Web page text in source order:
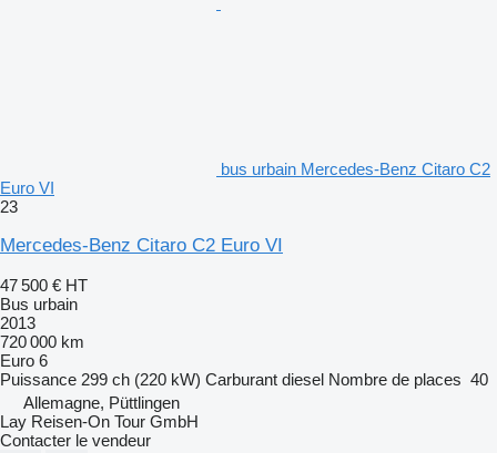
bus urbain Mercedes-Benz Citaro C2
Euro VI
23
Mercedes-Benz Citaro C2 Euro VI
47 500 € HT
Bus urbain
2013
720 000 km
Euro 6
Puissance 299 ch (220 kW) Carburant diesel Nombre de places 40
Allemagne, Püttlingen
Lay Reisen-On Tour GmbH
Contacter le vendeur